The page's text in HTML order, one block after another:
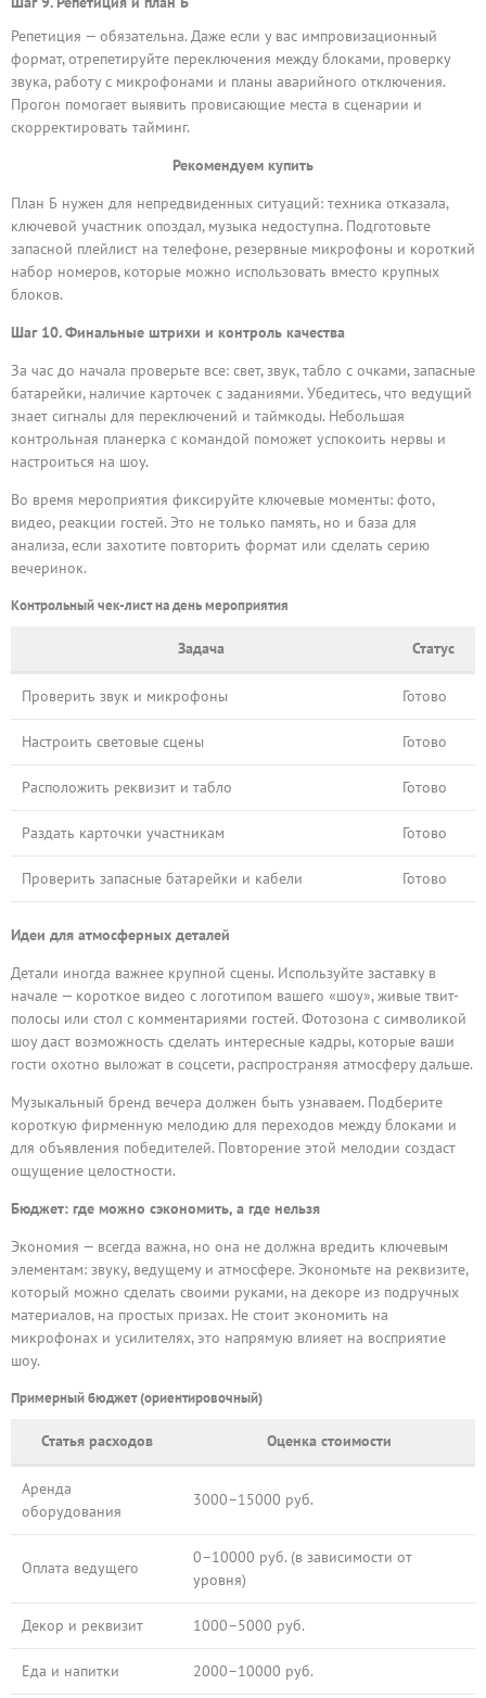
Репетиция — обязательна. Даже если у вас импровизационный
формат, отрепетируйте переключения между блоками, проверку
звука, работу с микрофонами и планы аварийного отключения.
Прогон помогает выявить провисающие места в сценарии и
скорректировать тайминг.
Рекомендуем купить
План Б нужен для непредвиденных ситуаций: техника отказала,
ключевой участник опоздал, музыка недоступна. Подготовьте
запасной плейлист на телефоне, резервные микрофоны и короткий
набор номеров, которые можно использовать вместо крупных
блоков.
Шаг 10. Финальные штрихи и контроль качества
За час до начала проверьте все: свет, звук, табло с очками, запасные
батарейки, наличие карточек с заданиями. Убедитесь, что ведущий
знает сигналы для переключений и таймкоды. Небольшая
контрольная планерка с командой поможет успокоить нервы и
настроиться на шоу.
Во время мероприятия фиксируйте ключевые моменты: фото,
видео, реакции гостей. Это не только память, но и база для
анализа, если захотите повторить формат или сделать серию
вечеринок.
Контрольный чек-лист на день мероприятия
Задача Статус
Проверить звук и микрофоны Готово
Настроить световые сцены Готово
Расположить реквизит и табло Готово
Раздать карточки участникам Готово
Проверить запасные батарейки и кабели Готово
Идеи для атмосферных деталей
Детали иногда важнее крупной сцены. Используйте заставку в
начале — короткое видео с логотипом вашего «шоу», живые твит-
полосы или стол с комментариями гостей. Фотозона с символикой
шоу даст возможность сделать интересные кадры, которые ваши
гости охотно выложат в соцсети, распространяя атмосферу дальше.
Музыкальный бренд вечера должен быть узнаваем. Подберите
короткую фирменную мелодию для переходов между блоками и
для объявления победителей. Повторение этой мелодии создаст
ощущение целостности.
Бюджет: где можно сэкономить, а где нельзя
Экономия — всегда важна, но она не должна вредить ключевым
элементам: звуку, ведущему и атмосфере. Экономьте на реквизите,
который можно сделать своими руками, на декоре из подручных
материалов, на простых призах. Не стоит экономить на
микрофонах и усилителях, это напрямую влияет на восприятие
шоу.
Примерный бюджет (ориентировочный)
Статья расходов Оценка стоимости
Аренда
оборудования
3000–15000 руб.
Оплата ведущего
0–10000 руб. (в зависимости от
уровня)
Декор и реквизит 1000–5000 руб.
Еда и напитки 2000–10000 руб.